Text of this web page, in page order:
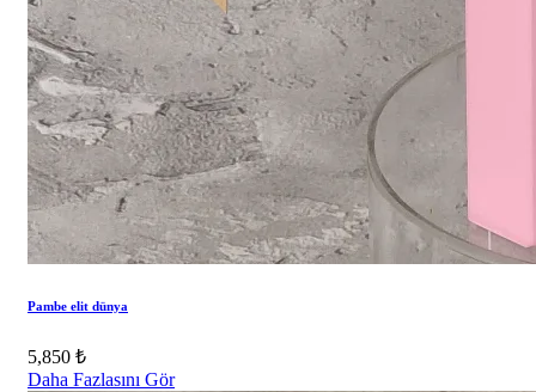
Pambe elit dünya
5,850 ₺
Daha Fazlasını Gör